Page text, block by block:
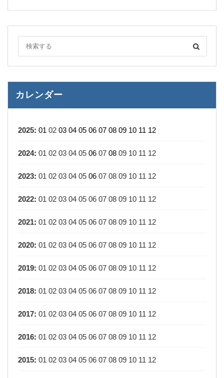
カレンダー
2025: 01 02 03 04 05 06 07 08 09 10 11 12
2024: 01 02 03 04 05 06 07 08 09 10 11 12
2023: 01 02 03 04 05 06 07 08 09 10 11 12
2022: 01 02 03 04 05 06 07 08 09 10 11 12
2021: 01 02 03 04 05 06 07 08 09 10 11 12
2020: 01 02 03 04 05 06 07 08 09 10 11 12
2019: 01 02 03 04 05 06 07 08 09 10 11 12
2018: 01 02 03 04 05 06 07 08 09 10 11 12
2017: 01 02 03 04 05 06 07 08 09 10 11 12
2016: 01 02 03 04 05 06 07 08 09 10 11 12
2015: 01 02 03 04 05 06 07 08 09 10 11 12